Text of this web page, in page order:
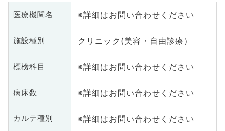
医療機関名 ※詳細はお問い合わせください
施設種別 クリニック(美容・自由診療）
標榜科目 ※詳細はお問い合わせください
病床数 ※詳細はお問い合わせください
カルテ種別 ※詳細はお問い合わせください